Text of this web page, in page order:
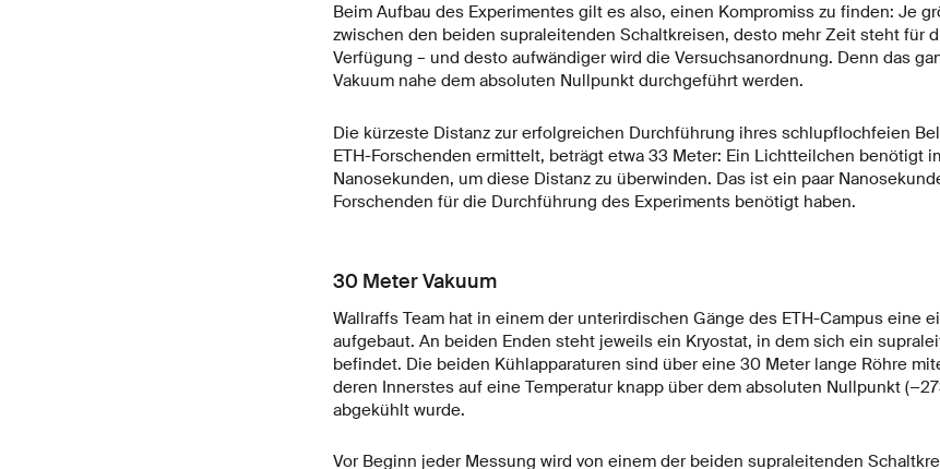
Beim Aufbau des Experimentes gilt es also, einen Kompromiss zu finden: Je
zwischen den beiden supraleitenden Schaltkreisen, desto mehr Zeit steht für
Verfügung – und desto aufwändiger wird die Versuchsanordnung. Denn das
Vakuum nahe dem absoluten Nullpunkt durchgeführt werden.
Die kürzeste Distanz zur erfolgreichen Durchführung ihres schlupflochfeien
ETH-Forschenden ermittelt, beträgt etwa 33 Meter: Ein Lichtteilchen benötigt
Nanosekunden, um diese Distanz zu überwinden. Das ist ein paar
Forschenden für die Durchführung des Experiments benötigt haben.
30 Meter Vakuum
Wallraffs Team hat in einem der unterirdischen Gänge des ETH-Campus eine
aufgebaut. An beiden Enden steht jeweils ein Kryostat, in dem sich ein
befindet. Die beiden Kühlapparaturen sind über eine 30 Meter lange Röhre
deren Innerstes auf eine Temperatur knapp über dem absoluten Nullpunkt
abgekühlt wurde.
Vor Beginn jeder Messung wird von einem der beiden supraleitenden